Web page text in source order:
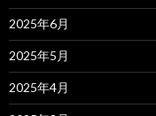
2025年6月
2025年5月
2025年4月